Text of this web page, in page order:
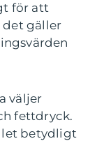
för att
det gäller
väljer
fettdryck.
betydligt